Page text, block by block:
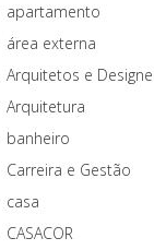
apartamento
área externa
Arquitetos e
Arquitetura
banheiro
Carreira e Gestão
casa
CASACOR